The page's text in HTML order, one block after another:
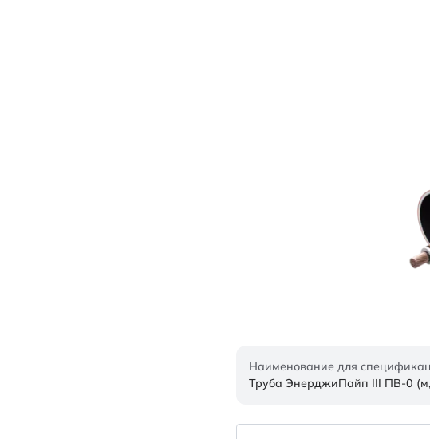
Наименование для
Труба ЭнерджиПайп III ПВ-0